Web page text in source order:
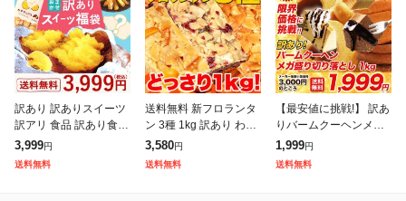
訳あり 訳ありスイーツ
訳アリ 食品 訳あり食品
スイーツ福袋 福袋 お取
り寄せ アウトレット 安
3,999円
送料無料
送料無料 新フロランタ
ン 3種 1kg 訳あり わけ
あり 大容量 個包装 ス
イーツ 洋菓子 プードル
3,580円
送料無料
【最安値に挑戦!】 訳あ
りバームクーヘンメガ
盛り1kg D バームクー
ヘン 現在1kg分工場長
1,999円
送料無料